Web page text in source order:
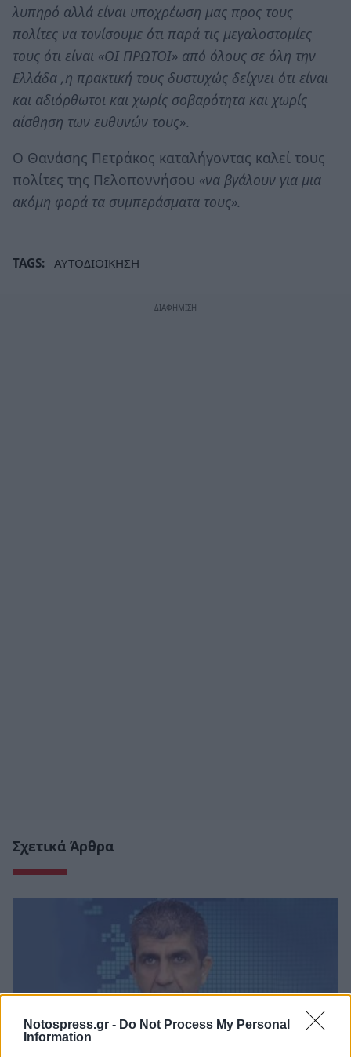
Notospress.gr - Do Not Process My Personal
Information
λυπηρό αλλά είναι υποχρέωση μας προς τους
πολίτες να τονίσουμε ότι παρά τις μεγαλοστομίες
τους ότι είναι «ΟΙ ΠΡΩΤΟΙ» από όλους σε όλη την
Ελλάδα ,η πρακτική τους δυστυχώς δείχνει ότι είναι
και αδιόρθωτοι και χωρίς σοβαρότητα και χωρίς
αίσθηση των ευθυνών τους».
Ο Θανάσης Πετράκος καταλήγοντας καλεί τους
πολίτες της Πελοποννήσου «να βγάλουν για μια
ακόμη φορά τα συμπεράσματα τους».
TAGS: ΑΥΤΟΔΙΟΙΚΗΣΗ
Σχετικά Άρθρα